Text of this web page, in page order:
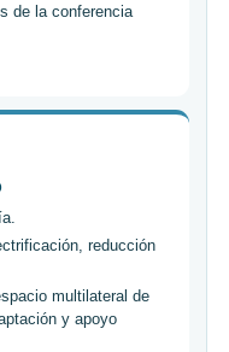
de la conferencia
reducción
multilateral de
y apoyo